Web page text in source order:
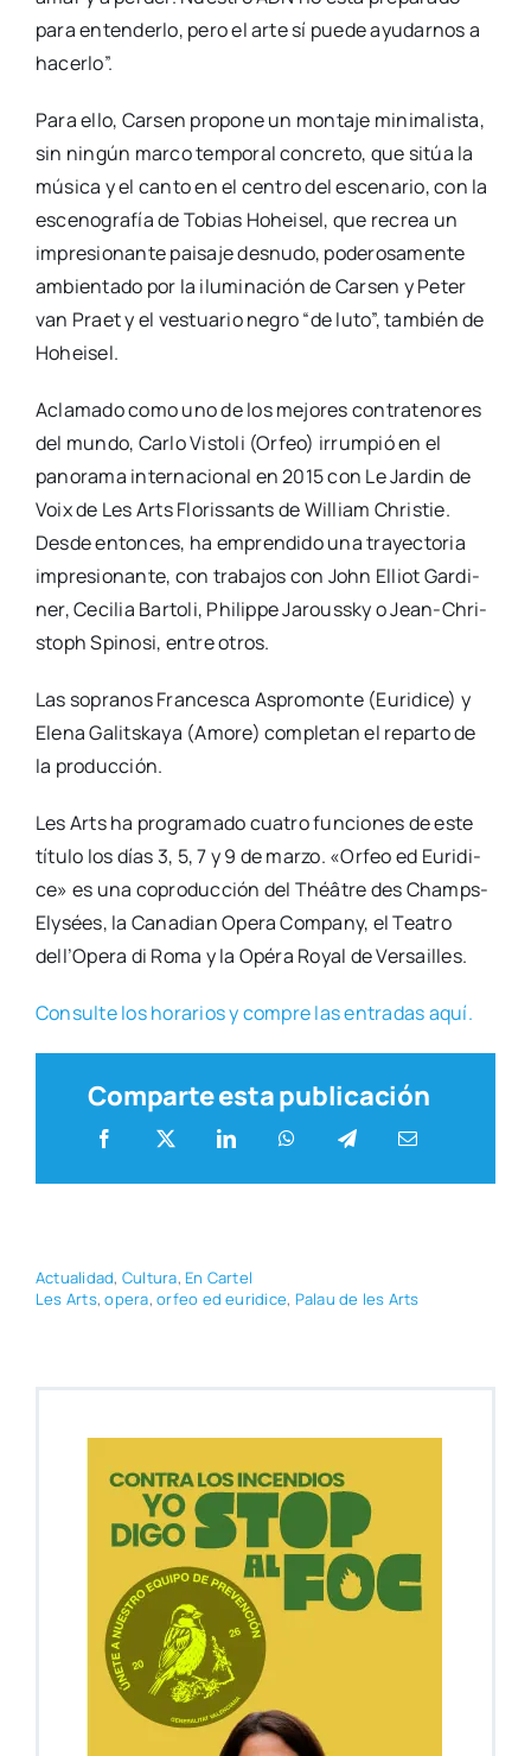
para enten­der­lo, pero el arte sí pue­de ayu­dar­nos a
hacer­lo”.
Para ello, Car­sen pro­po­ne un mon­ta­je mini­ma­lis­ta,
sin nin­gún mar­co tem­po­ral con­cre­to, que sitúa la
músi­ca y el can­to en el cen­tro del esce­na­rio, con la
esce­no­gra­fía de Tobias Hohei­sel, que recrea un
impre­sio­nan­te pai­sa­je des­nu­do, pode­ro­sa­men­te
ambien­ta­do por la ilu­mi­na­ción de Car­sen y Peter
van Praet y el ves­tua­rio negro “de luto”, tam­bién de
Hohei­sel.
Acla­ma­do como uno de los mejo­res con­tra­te­no­res
del mun­do, Car­lo Vis­to­li (Orfeo) irrum­pió en el
pano­ra­ma inter­na­cio­nal en 2015 con Le Jar­din de
Voix de Les Arts Flo­ris­sants de William Chris­tie.
Des­de enton­ces, ha empren­di­do una tra­yec­to­ria
impre­sio­nan­te, con tra­ba­jos con John Elliot Gar­di­
ner, Ceci­lia Bar­to­li, Phi­lip­pe Jaroussky o Jean-Chri­
s­­toph Spi­no­si, entre otros.
Las sopra­nos Fran­ces­ca Aspro­mon­te (Euri­di­ce) y
Ele­na Galits­ka­ya (Amo­re) com­ple­tan el repar­to de
la pro­duc­ción.
Les Arts ha pro­gra­ma­do cua­tro fun­cio­nes de este
títu­lo los días 3, 5, 7 y 9 de mar­zo. «Orfeo ed Euri­di­
ce» es una copro­duc­ción del Théâ­tre des Champs-
Ely­­sées, la Cana­dian Ope­ra Com­pany, el Tea­tro
dell’Opera di Roma y la Opé­ra Royal de Ver­sai­lles.
Con­sul­te los hora­rios y com­pre las entra­das aquí.
Comparte esta publicación
Actua­li­dad, Cul­tu­ra, En Car­tel
Les Arts,ope­ra,orfeo ed euri­di­ce, Palau de les Arts